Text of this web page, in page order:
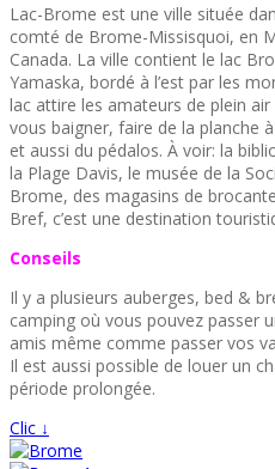
Lac-Brome est une ville située
comté de Brome-Missisquoi, en
Canada. La ville contient le lac
Yamaska, bordé à l’est par les
lac attire les amateurs de plein
vous baigner, faire de la planche
et aussi du pédalos. À voir: la
la Plage Davis, le musée de la
Brome, des magasins de
Bref, c’est une destination
Conseils
Il y a plusieurs auberges, bed &
camping où vous pouvez passer
amis même comme passer vos
Il est aussi possible de louer un
période prolongée.
Clic ↓